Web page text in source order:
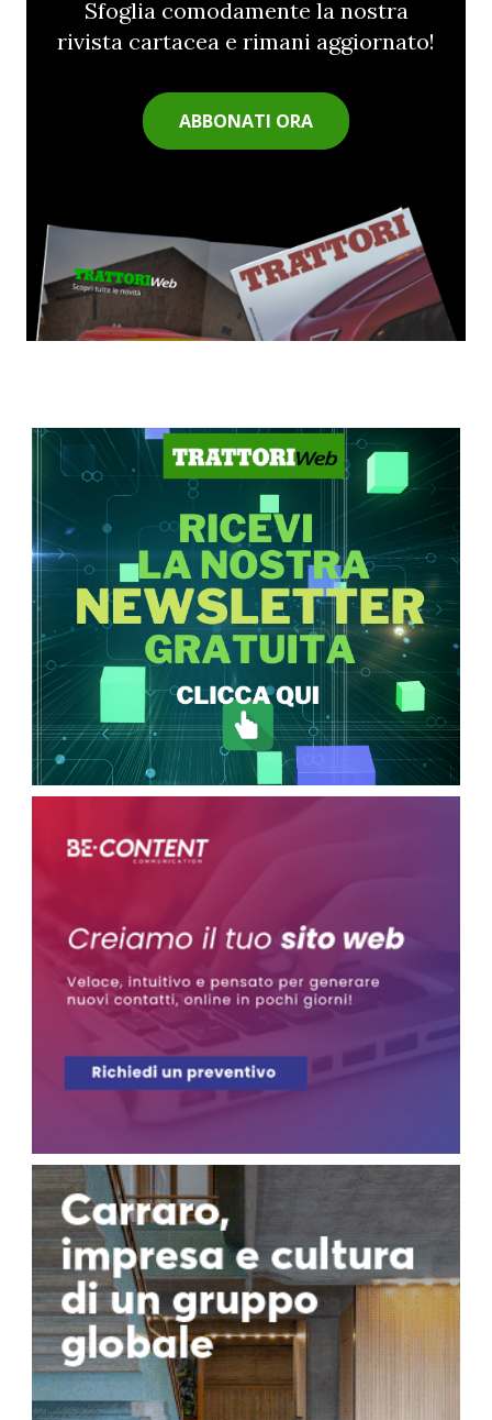
Sfoglia comodamente la nostra
rivista cartacea e rimani aggiornato!
ABBONATI ORA